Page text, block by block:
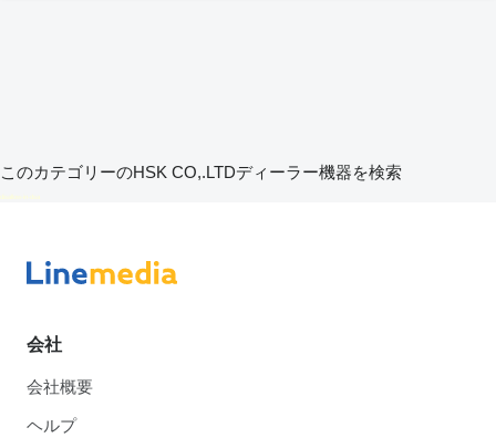
このカテゴリーのHSK CO,.LTDディーラー機器を検索
disallow-in-dsa
会社
会社概要
ヘルプ